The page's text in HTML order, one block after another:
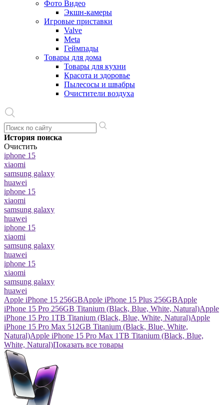
Фото Видео
Экшн-камеры
Игровые приставки
Valve
Meta
Геймпады
Товары для дома
Товары для кухни
Красота и здоровье
Пылесосы и швабры
Очистители воздуха
История поиска
Очистить
iphone 15
xiaomi
samsung galaxy
huawei
iphone 15
xiaomi
samsung galaxy
huawei
iphone 15
xiaomi
samsung galaxy
huawei
iphone 15
xiaomi
samsung galaxy
huawei
Apple iPhone 15 256GBApple iPhone 15 Plus 256GBApple
iPhone 15 Pro 256GB Titanium (Black, Blue, White, Natural)Apple
iPhone 15 Pro 1TB Titanium (Black, Blue, White, Natural)Apple
iPhone 15 Pro Max 512GB Titanium (Black, Blue, White,
Natural)Apple iPhone 15 Pro Max 1TB Titanium (Black, Blue,
White, Natural)Показать все товары